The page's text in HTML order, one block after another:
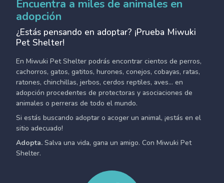
Encuentra a miles de animales en
adopción
¿Estás pensando en adoptar? ¡Prueba Miwuki
Pet Shelter!
En Miwuki Pet Shelter podrás encontrar cientos de perros,
cachorros, gatos, gatitos, hurones, conejos, cobayas, ratas,
ratones, chinchillas, jerbos, cerdos reptiles, aves... en
adopción procedentes de protectoras y asociaciones de
animales o perreras de todo el mundo.
Si estás buscando adoptar o acoger un animal, ¡estás en el
sitio adecuado!
Adopta. Salva una vida, gana un amigo. Con Miwuki Pet
Shelter.